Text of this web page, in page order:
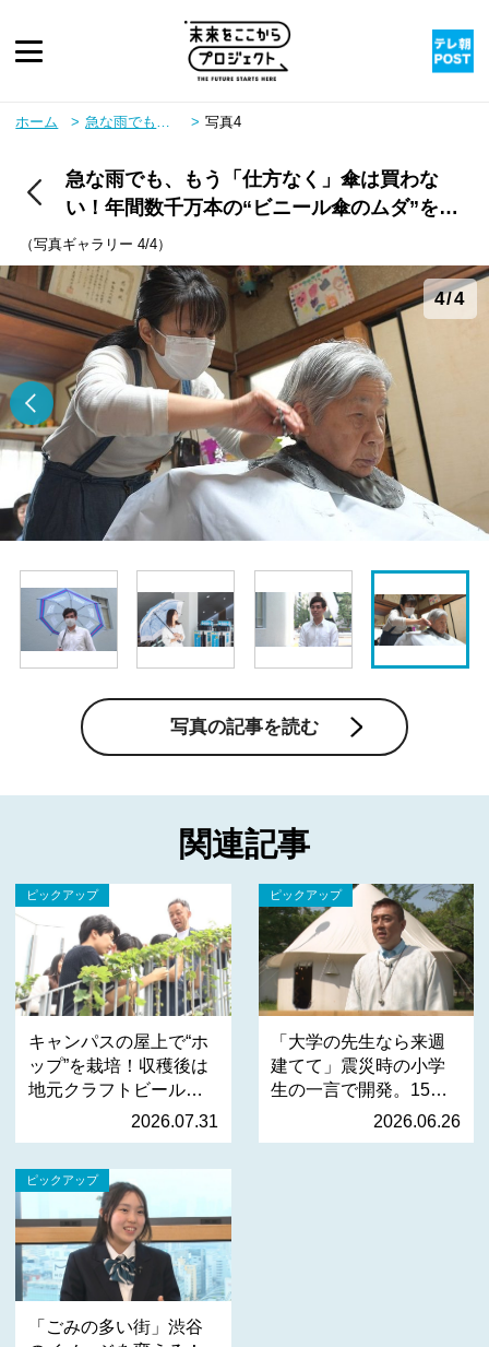
ピックアップ
twitter youtube instagram rss
ホーム 急な雨でも、もう「仕方なく」傘は買わない！年間数千万本の“ビニール傘のムダ”を解決へ 写真4
急な雨でも、もう「仕方なく」傘は買わな
い！年間数千万本の“ビニール傘のムダ”を解
決へ
（写真ギャラリー 4/4）
4/4
写真の記事を読む
関連記事
ピックアップ
キャンパスの屋上で“ホ
ップ”を栽培！収穫後は
地元クラフトビールへ
2026.07.31
ピックアップ
「大学の先生なら来週
建てて」震災時の小学
生の一言で開発。15分
2026.06.26
ピックアップ
「ごみの多い街」渋谷